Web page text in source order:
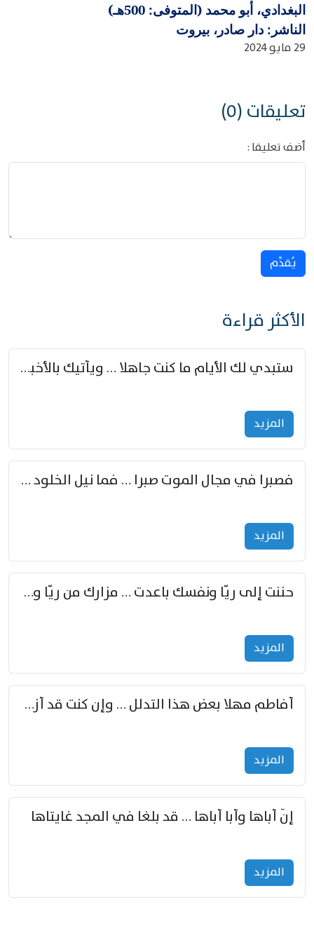
البغدادي، أبو محمد (المتوفى: 500هـ)
الناشر: دار صادر، بيروت
29 مايو 2024
تعليقات (0)
أضف تعليقا :
يُقدِّم
الأكثر قراءة
ستبدي لك الأيام ما كنت جاهلا … ويأتيك بالأخبار من لم تزوّد
المزید
فصبرا في مجال الموت صبرا … فما نيل الخلود بمستطاع
المزید
حننت إلى ريّا ونفسك باعدت … مزارك من ريّا وشعباكما معا
المزید
أفاطم مهلا بعض هذا التدلل … وإن كنت قد أزمعت صرمي فأجملي
المزید
إنّ أباها وأبا أباها … قد بلغا في المجد غايتاها
المزید